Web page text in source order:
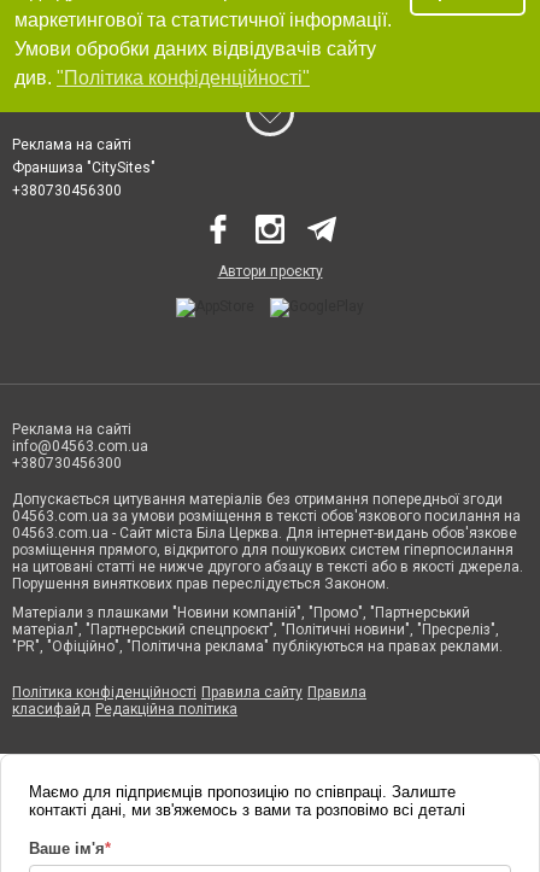
маркетингової та статистичної інформації.
Умови обробки даних відвідувачів сайту
див. "Політика конфіденційності"
Реклама на сайті
Франшиза "CitySites"
+380730456300
Автори проєкту
Реклама на сайті
info@04563.com.ua
+380730456300
Допускається цитування матеріалів без отримання попередньої згоди
04563.com.ua за умови розміщення в тексті обов'язкового посилання на
04563.com.ua - Сайт міста Біла Церква. Для інтернет-видань обов'язкове
розміщення прямого, відкритого для пошукових систем гіперпосилання
на цитовані статті не нижче другого абзацу в тексті або в якості джерела.
Порушення виняткових прав переслідується Законом.
Матеріали з плашками "Новини компаній", "Промо", "Партнерський
матеріал", "Партнерський спецпроєкт", "Політичні новини", "Пресреліз",
"PR", "Офіційно", "Політична реклама" публікуються на правах реклами.
Політика конфіденційності Правила сайту Правила
класифайд Редакційна політика
Маємо для підприємців пропозицію по співпраці. Залиште
контакті дані, ми зв'яжемось з вами та розповімо всі деталі
Ваше ім'я*